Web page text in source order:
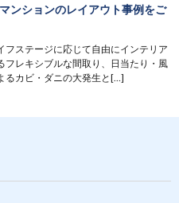
ンションのレイアウト事例をご
フステージに応じて自由にインテリア
フレキシブルな間取り、日当たり・風
るカビ・ダニの大発生と[…]